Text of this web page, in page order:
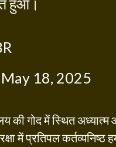
May 18, 2025
की गोद में स्थित
में प्रतिपल कर्तव्यनिष्ठ